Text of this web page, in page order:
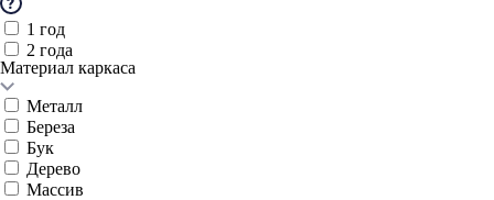
1 год
2 года
Материал каркаса
Металл
Береза
Бук
Дерево
Массив